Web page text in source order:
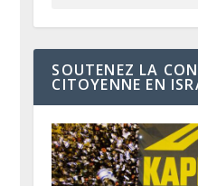
SOUTENEZ LA
CITOYENNE EN